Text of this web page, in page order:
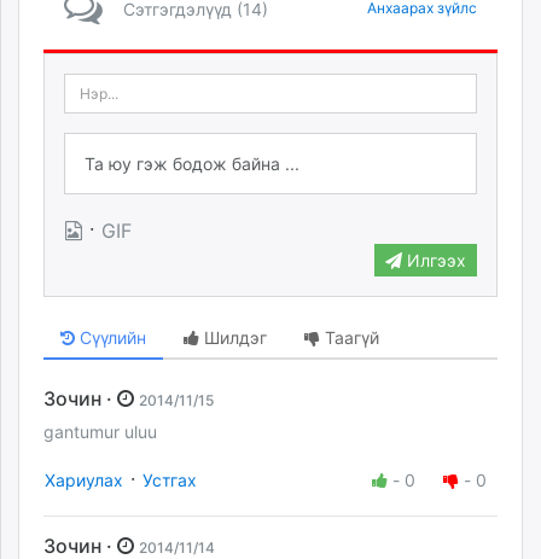
Сэтгэгдэлүүд (14) Анхаарах зүйлс
· GIF
Илгээх
Сүүлийн Шилдэг Таагүй
Зочин · 2014/11/15
gantumur uluu
Хариулах · Устгах - 0 - 0
Зочин · 2014/11/14